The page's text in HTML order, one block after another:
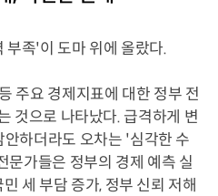
부족'이 도마 위에 올랐다.
주요 경제지표에 대한 정부 전
것으로 나타났다. 급격하게 변
하더라도 오차는 '심각한 수
문가들은 정부의 경제 예측 실
세 부담 증가, 정부 신뢰 저해